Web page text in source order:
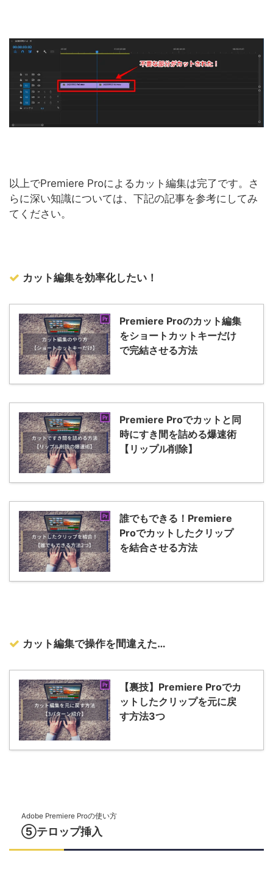
以上でPremiere Proによるカット編集は完了です。さ
らに深い知識については、下記の記事を参考にしてみ
てください。
カット編集を効率化したい！
Premiere Proのカット編集
をショートカットキーだけ
で完結させる方法
Premiere Proでカットと同
時にすき間を詰める爆速術
【リップル削除】
誰でもできる！Premiere
Proでカットしたクリップ
を結合させる方法
カット編集で操作を間違えた…
【裏技】Premiere Proでカ
ットしたクリップを元に戻
す方法3つ
Adobe Premiere Proの使い方
⑤テロップ挿入